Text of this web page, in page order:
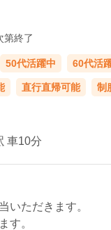
第終了
50代活躍中 60代活
直行直帰可能 制
車10分
いただきます。
す。